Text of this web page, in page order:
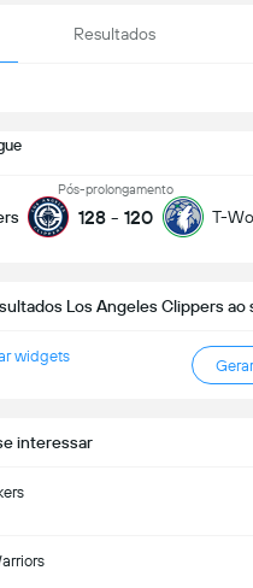
Resultados
Pós-prolongamento
128 - 120 T-
Los Angeles Clippers ao
widgets
interessar